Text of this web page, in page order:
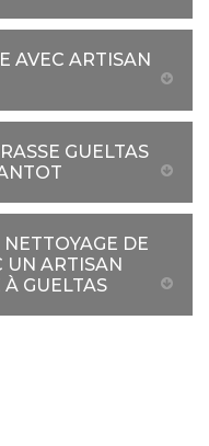
AVEC ARTISAN
GUELTAS
DE
UN ARTISAN
À GUELTAS